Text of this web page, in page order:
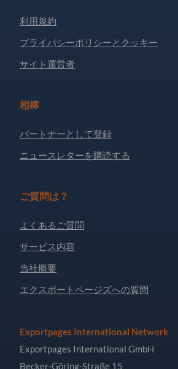
利用規約
プライバシーポリシーとクッキー
サイト運営者
相棒
パートナーとして登録
ニュースレターを購読する
ご質問は？
よくあるご質問
サービス内容
当社概要
エクスポートページズへの質問
Exportpages International Network
Exportpages International GmbH
Becker-Göring-Straße 15